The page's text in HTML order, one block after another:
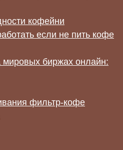
кофейни
если не пить кофе
мировых биржах онлайн:
фильтр-кофе